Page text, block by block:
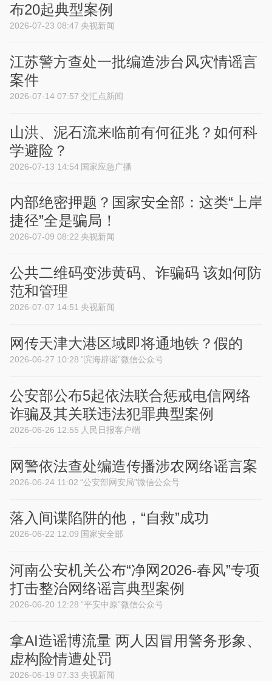
布20起典型案例
2026-07-23 08:47 央视新闻
江苏警方查处一批编造涉台风灾情谣言
案件
2026-07-14 07:57 交汇点新闻
山洪、泥石流来临前有何征兆？如何科
学避险？
2026-07-13 14:54 国家应急广播
内部绝密押题？国家安全部：这类“上岸
捷径”全是骗局！
2026-07-09 08:22 央视新闻
公共二维码变涉黄码、诈骗码 该如何防
范和管理
2026-07-07 14:51 央视新闻
网传天津大港区域即将通地铁？假的
2026-06-27 10:28 “滨海辟谣”微信公众号
公安部公布5起依法联合惩戒电信网络
诈骗及其关联违法犯罪典型案例
2026-06-26 12:55 人民日报客户端
网警依法查处编造传播涉农网络谣言案
2026-06-24 11:02 “公安部网安局”微信公众号
落入间谍陷阱的他，“自救”成功
2026-06-22 12:09 国家安全部
河南公安机关公布“净网2026-春风”专项
打击整治网络谣言典型案例
2026-06-20 12:28 “平安中原”微信公众号
拿AI造谣博流量 两人因冒用警务形象、
虚构险情遭处罚
2026-06-19 07:33 央视新闻